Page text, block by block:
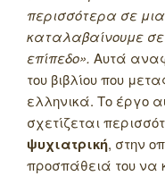
περισσότερα σε
καταλαβαίνουμε
επίπεδο». Αυτά
του βιβλίου που
ελληνικά. Το έργο
σχετίζεται
ψυχιατρική, στην
προσπάθειά του να